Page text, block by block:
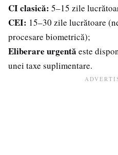
CI clasică: 5–15 zile
CEI: 15–30 zile lucrătoare
procesare biometrică);
Eliberare urgentă este
unei taxe suplimentare.